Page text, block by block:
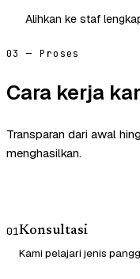
Alihkan ke staf
03 — Proses
Cara kerja
Transparan dari awal
menghasilkan.
01Konsultasi
Kami pelajari jenis